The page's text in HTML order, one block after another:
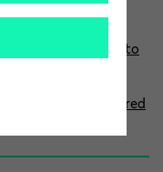
search to
courses offered